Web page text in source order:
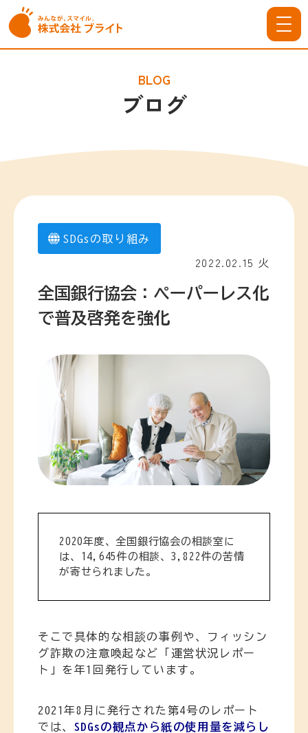
BLOG
ブログ
SDGsの取り組み
2022.02.15 火
全国銀行協会：ペーパーレス化
で普及啓発を強化
2020年度、全国銀行協会の相談室に
は、14,645件の相談、3,822件の苦情
が寄せられました。
そこで具体的な相談の事例や、フィッシン
グ詐欺の注意喚起など「運営状況レポー
ト」を年1回発行しています。
2021年8月に発行された第4号のレポート
では、 SDGsの観点から紙の使用量を減らし